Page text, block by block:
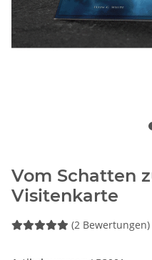
Vom Schatten
Visitenkarte
(2 Bewertungen)